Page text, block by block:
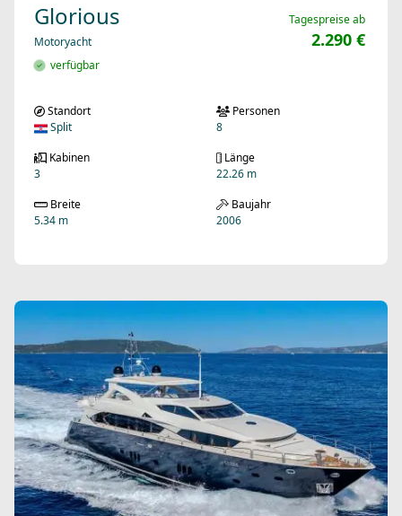
Glorious
Motoryacht
verfügbar
Tagespreise ab
2.290 €
Standort
Split
Personen
8
Kabinen
3
Länge
22.26 m
Breite
5.34 m
Baujahr
2006